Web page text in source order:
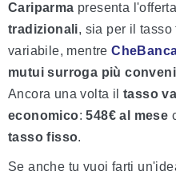
Cariparma presenta
tradizionali, sia per il
variabile, mentre
mutui surroga più
Ancora una volta il tasso
economico:548€ al mese
tasso fisso.
Se anche tu vuoi farti